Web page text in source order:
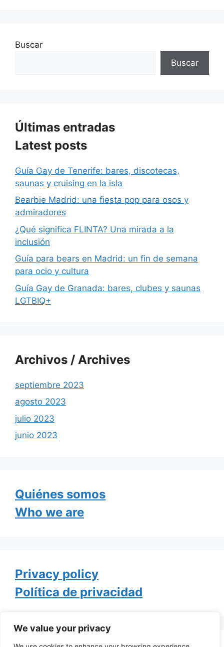
We value your privacy
Buscar
Buscar
Últimas entradas
Latest posts
Guía Gay de Tenerife: bares, discotecas,
saunas y cruising en la isla
Bearbie Madrid: una fiesta pop para osos y
admiradores
¿Qué significa FLINTA? Una mirada a la
inclusión
Guía para bears en Madrid: un fin de semana
para ocio y cultura
Guía Gay de Granada: bares, clubes y saunas
LGTBIQ+
Archivos / Archives
septiembre 2023
agosto 2023
julio 2023
junio 2023
Quiénes somos
Who we are
Privacy policy
Política de privacidad